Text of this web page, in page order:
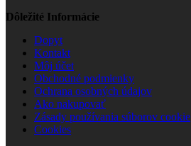
Dôležité Informácie
Dopyt
Kontakt
Môj účet
Obchodné podmienky
Ochrana osobných údajov
Ako nakupovať
Zásady používania súborov cookie
Cookies